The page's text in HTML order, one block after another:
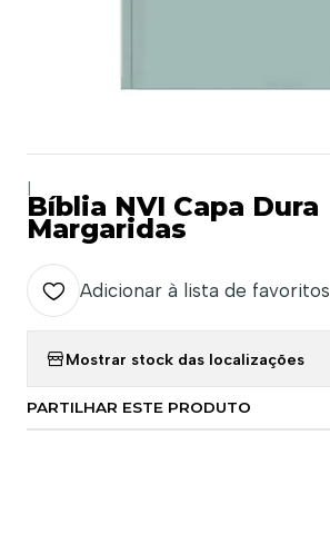
Bíblia NVI Capa Dura
Margaridas
Adicionar à lista de favoritos
Mostrar stock das localizações
PARTILHAR ESTE PRODUTO